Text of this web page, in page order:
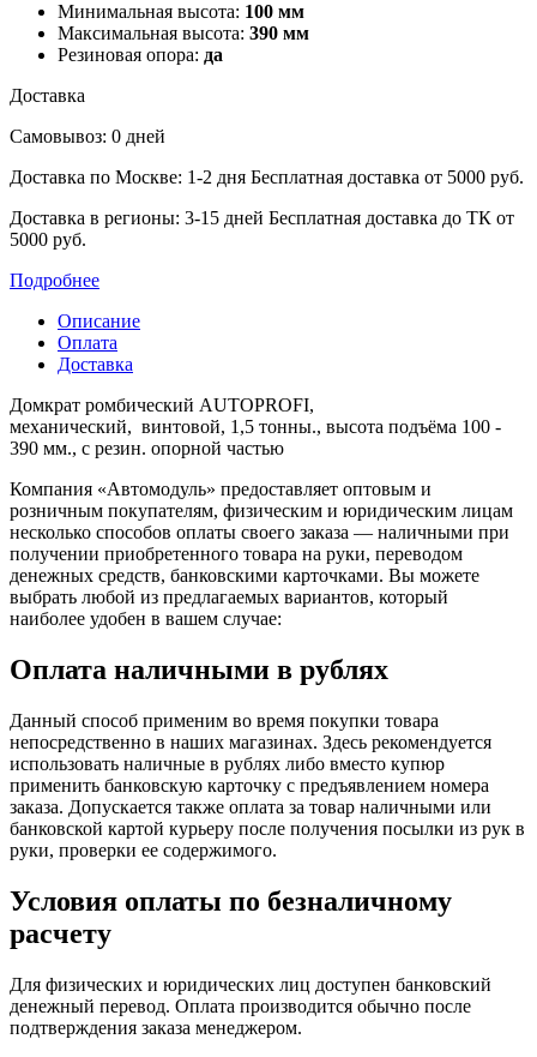
Минимальная высота: 100 мм
Максимальная высота: 390 мм
Резиновая опора: да
Доставка
Самовывоз: 0 дней
Доставка по Москве: 1-2 дня Бесплатная доставка от 5000 руб.
Доставка в регионы: 3-15 дней Бесплатная доставка до ТК от
5000 руб.
Подробнее
Описание
Оплата
Доставка
Домкрат ромбический AUTOPROFI,
механический, винтовой, 1,5 тонны., высота подъёма 100 -
390 мм., с резин. опорной частью
Компания «Автомодуль» предоставляет оптовым и
розничным покупателям, физическим и юридическим лицам
несколько способов оплаты своего заказа — наличными при
получении приобретенного товара на руки, переводом
денежных средств, банковскими карточками. Вы можете
выбрать любой из предлагаемых вариантов, который
наиболее удобен в вашем случае:
Оплата наличными в рублях
Данный способ применим во время покупки товара
непосредственно в наших магазинах. Здесь рекомендуется
использовать наличные в рублях либо вместо купюр
применить банковскую карточку с предъявлением номера
заказа. Допускается также оплата за товар наличными или
банковской картой курьеру после получения посылки из рук в
руки, проверки ее содержимого.
Условия оплаты по безналичному
расчету
Для физических и юридических лиц доступен банковский
денежный перевод. Оплата производится обычно после
подтверждения заказа менеджером.